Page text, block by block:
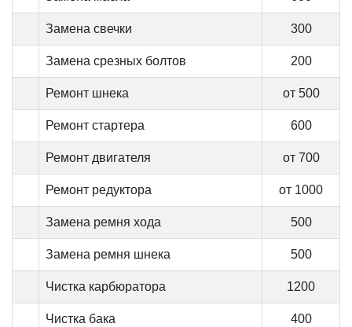
Замена свечки 300
Замена срезных болтов 200
Ремонт шнека от 500
Ремонт стартера 600
Ремонт двигателя от 700
Ремонт редуктора от 1000
Замена ремня хода 500
Замена ремня шнека 500
Чистка карбюратора 1200
Чистка бака 400